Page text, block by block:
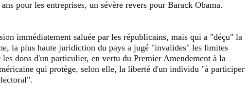
pour les entreprises, un sévère revers pour Barack Obama.
immédiatement saluée par les républicains, mais qui a "déçu" la
la plus haute juridiction du pays a jugé "invalides" les limites
les dons d'un particulier, en vertu du Premier Amendement à la
qui protège, selon elle, la liberté d'un individu "à participer